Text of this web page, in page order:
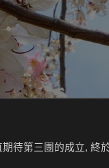
待第三團的成立, 終